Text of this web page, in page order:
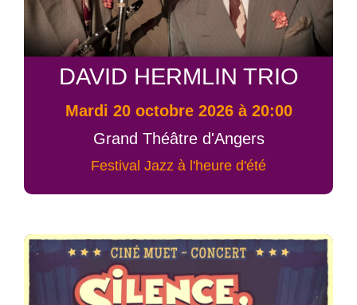
DAVID HERMLIN TRIO
mardi 20 octobre 2026 à 20:00
Grand Théâtre d'Angers
Festival Jazz à l'heure d'été